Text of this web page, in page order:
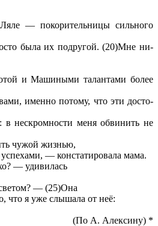
— по­ко­ри­тель­ни­цы силь­но­го
была их по­дру­гой. (20)Мне ни­
и Ма­ши­ны­ми та­лан­та­ми более
имен­но по­то­му, что эти до­сто­
не­скром­но­сти меня об­ви­нить не
чужой жиз­нью,
— кон­ста­ти­ро­ва­ла мама.
— уди­ви­лась
— (25)Она
что я уже слы­ша­ла от неё:
(По А. Алек­си­ну) *